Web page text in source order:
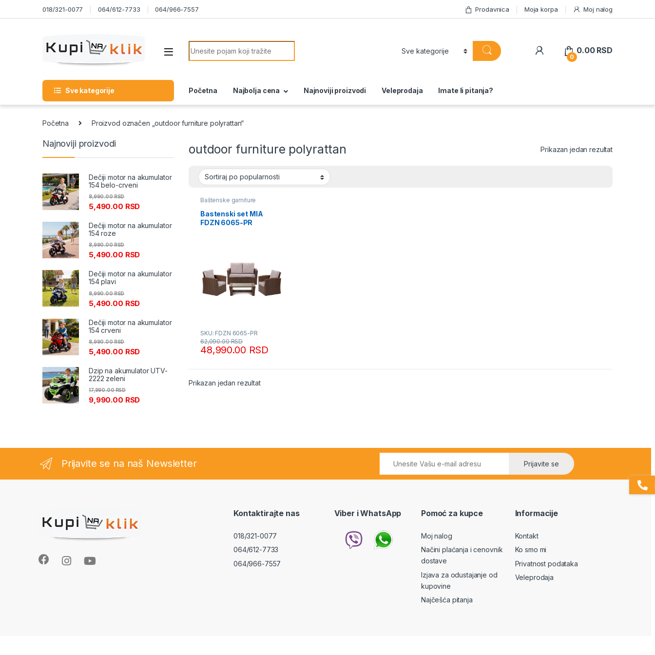
Skip to navigation018/321-0077 064/612-7733 064/966-7557 Prodavnica Moja korpa Moj nalog
Search for:
0
0.00 RSD
Sve kategorije Početna Najbolja cena Najnoviji proizvodi Veleprodaja Imate li pitanja?
Početna Proizvod označen „outdoor furniture polyrattan“
outdoor furniture polyrattan Prikazan jedan rezultat
Baštenske garniture
Bastenski set MIA
FDZN 6065-PR
SKU: FDZN 6065-PR
48,990.00 RSD
62,090.00RSD
Prikazan jedan rezultat
Najnoviji proizvodi
Dečiji motor na akumulator
154 belo-crveni
5,490.00 RSD
8,990.00RSD
Dečiji motor na akumulator
154 roze
5,490.00 RSD
8,990.00RSD
Dečiji motor na akumulator
154 plavi
5,490.00 RSD
8,990.00RSD
Dečiji motor na akumulator
154 crveni
5,490.00 RSD
8,990.00RSD
Dzip na akumulator UTV-
2222 zeleni
9,990.00 RSD
17,990.00RSD
Prijavite se na naš Newsletter Prijavite se
Kontaktirajte nas
018/321-0077
064/612-7733
064/966-7557
Viber i WhatsApp Pomoć za kupce
Moj nalog
Načini plaćanja i cenovnik
dostave
Izjava za odustajanje od
kupovine
Najčešća pitanja
Informacije
Kontakt
Ko smo mi
Privatnost podataka
Veleprodaja